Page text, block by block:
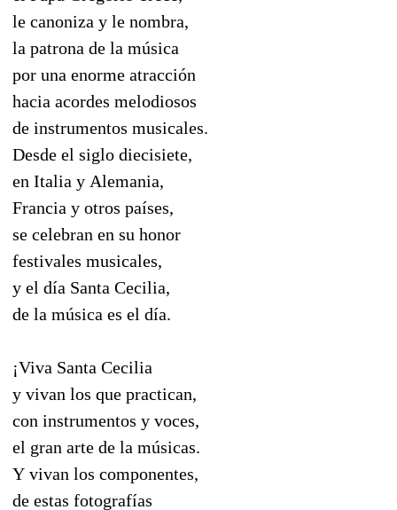
le canoniza y le nombra,
la patrona de la música
por una enorme atracción
hacia acordes melodiosos
de instrumentos musicales.
Desde el siglo diecisiete,
en Italia y Alemania,
Francia y otros países,
se celebran en su honor
festivales musicales,
y el día Santa Cecilia,
de la música es el día.
¡Viva Santa Cecilia
y vivan los que practican,
con instrumentos y voces,
el gran arte de la músicas.
Y vivan los componentes,
de estas fotografías